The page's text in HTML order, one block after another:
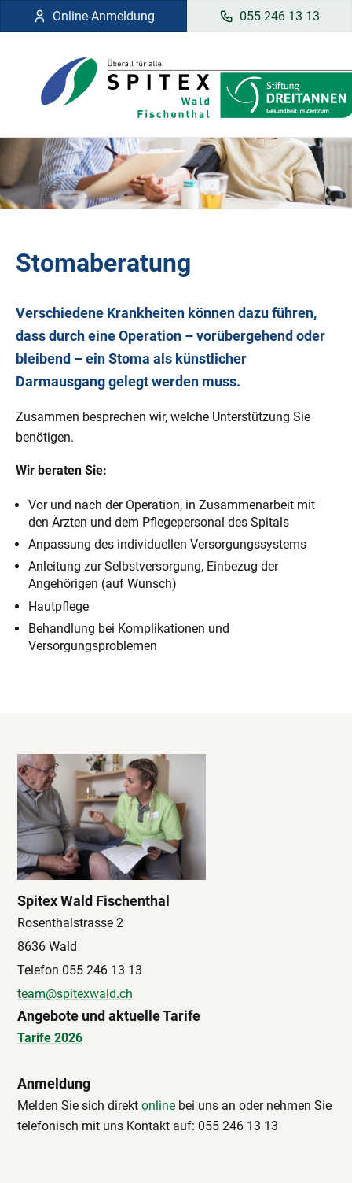
Online-Anmeldung 055 246 13 13
Stomaberatung
Verschiedene Krankheiten können dazu führen,
dass durch eine Operation – vorübergehend oder
bleibend – ein Stoma als künstlicher
Darmausgang gelegt werden muss.
Zusammen besprechen wir, welche Unterstützung Sie
benötigen.
Wir beraten Sie:
Vor und nach der Operation, in Zusammenarbeit mit
den Ärzten und dem Pflegepersonal des Spitals
Anpassung des individuellen Versorgungssystems
Anleitung zur Selbstversorgung, Einbezug der
Angehörigen (auf Wunsch)
Hautpflege
Behandlung bei Komplikationen und
Versorgungsproblemen
Spitex Wald Fischenthal
Rosenthalstrasse 2
8636 Wald
Telefon 055 246 13 13
team@spitexwald.ch
Angebote und aktuelle Tarife
Tarife 2026
Anmeldung
Melden Sie sich direkt online bei uns an oder nehmen Sie
telefonisch mit uns Kontakt auf: 055 246 13 13